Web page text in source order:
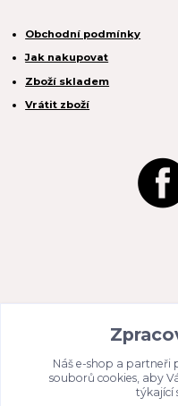
Obchodní podmínky
Jak nakupovat
Zboží skladem
Vrátit zboží
049 80 662
/ DIČ: CZ04980662
info@dizajnvbydleni.cz
Náš e-shop a partneři
souborů cookies, aby
týkající